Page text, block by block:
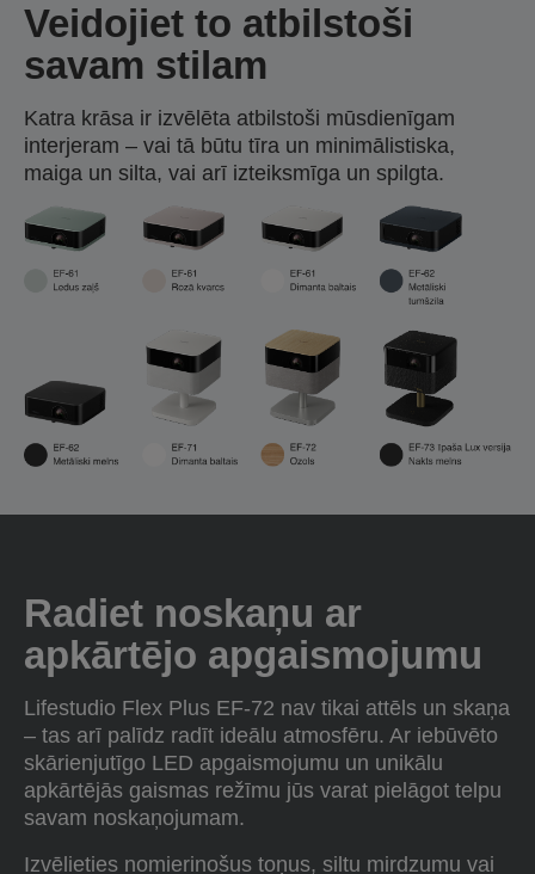
Veidojiet to atbilstoši
savam stilam
Katra krāsa ir izvēlēta atbilstoši mūsdienīgam
interjeram – vai tā būtu tīra un minimālistiska,
maiga un silta, vai arī izteiksmīga un spilgta.
Radiet noskaņu ar
apkārtējo apgaismojumu
Lifestudio Flex Plus EF-72 nav tikai attēls un skaņa
– tas arī palīdz radīt ideālu atmosfēru. Ar iebūvēto
skārienjutīgo LED apgaismojumu un unikālu
apkārtējās gaismas režīmu jūs varat pielāgot telpu
savam noskaņojumam.
Izvēlieties nomierinošus toņus, siltu mirdzumu vai